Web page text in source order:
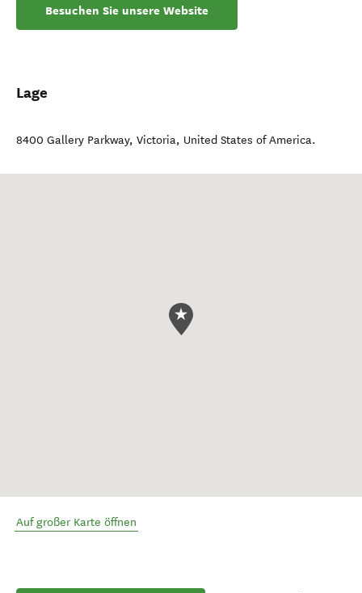
Besuchen Sie unsere Website
Lage
8400 Gallery Parkway, Victoria, United States of America.
Auf großer Karte öffnen